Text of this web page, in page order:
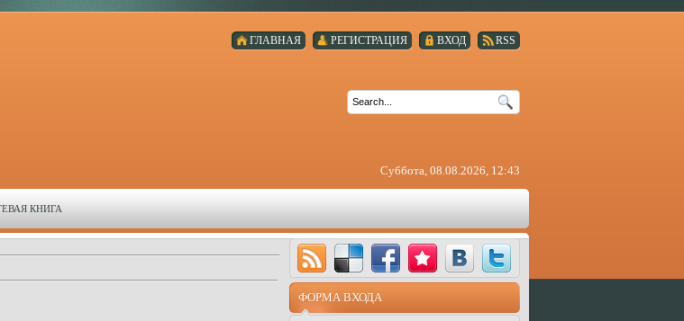
RSS
ВХОД
РЕГИСТРАЦИЯ
ГЛАВНАЯ
Суббота, 08.08.2026, 12:43
КНИГА
ФОРМА ВХОДА